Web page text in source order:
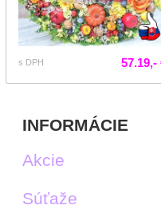
s DPH 57.19,-
INFORMÁCIE
Akcie
Súťaže